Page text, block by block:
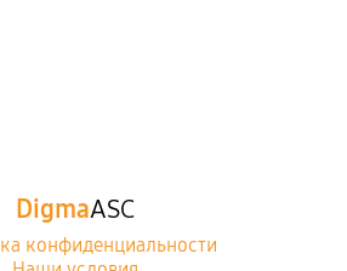
DigmaASC
конфиденциальности